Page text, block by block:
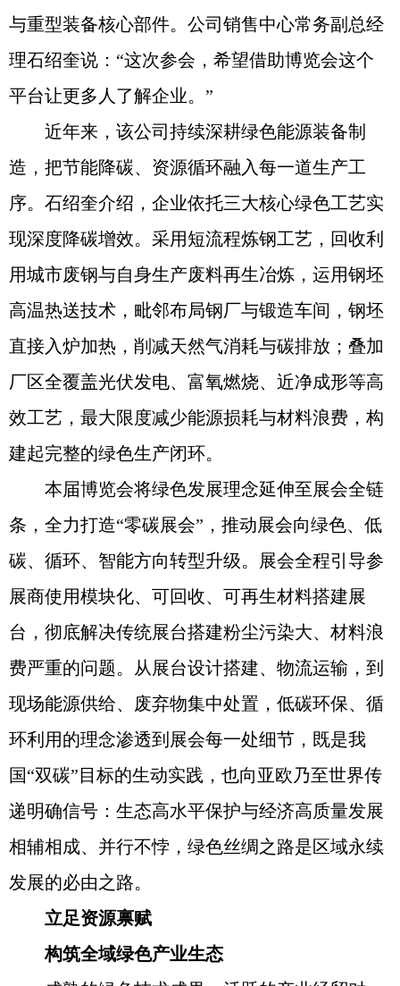
与重型装备核心部件。公司销售中心常务副总经
理石绍奎说：“这次参会，希望借助博览会这个
平台让更多人了解企业。”
近年来，该公司持续深耕绿色能源装备制
造，把节能降碳、资源循环融入每一道生产工
序。石绍奎介绍，企业依托三大核心绿色工艺实
现深度降碳增效。采用短流程炼钢工艺，回收利
用城市废钢与自身生产废料再生冶炼，运用钢坯
高温热送技术，毗邻布局钢厂与锻造车间，钢坯
直接入炉加热，削减天然气消耗与碳排放；叠加
厂区全覆盖光伏发电、富氧燃烧、近净成形等高
效工艺，最大限度减少能源损耗与材料浪费，构
建起完整的绿色生产闭环。
本届博览会将绿色发展理念延伸至展会全链
条，全力打造“零碳展会”，推动展会向绿色、低
碳、循环、智能方向转型升级。展会全程引导参
展商使用模块化、可回收、可再生材料搭建展
台，彻底解决传统展台搭建粉尘污染大、材料浪
费严重的问题。从展台设计搭建、物流运输，到
现场能源供给、废弃物集中处置，低碳环保、循
环利用的理念渗透到展会每一处细节，既是我
国“双碳”目标的生动实践，也向亚欧乃至世界传
递明确信号：生态高水平保护与经济高质量发展
相辅相成、并行不悖，绿色丝绸之路是区域永续
发展的必由之路。
立足资源禀赋
构筑全域绿色产业生态